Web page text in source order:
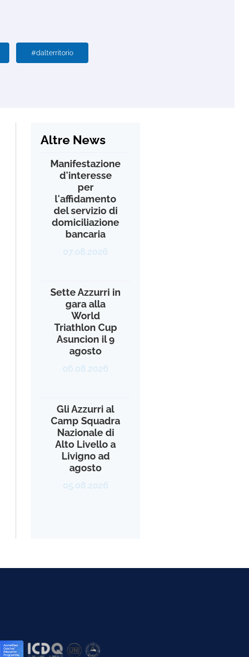
#dalterritorio
Altre News
Manifestazione
d'interesse
per
l'affidamento
del servizio di
domiciliazione
bancaria
07.08.2026
Sette Azzurri in
gara alla
World
Triathlon Cup
Asuncion il 9
agosto
06.08.2026
Gli Azzurri al
Camp Squadra
Nazionale di
Alto Livello a
Livigno ad
agosto
05.08.2026